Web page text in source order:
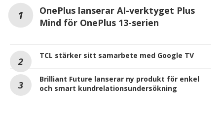
OnePlus lanserar AI-verktyget Plus
Mind för OnePlus 13-serien
TCL stärker sitt samarbete med Google TV
Brilliant Future lanserar ny produkt för enkel
och smart kundrelationsundersökning